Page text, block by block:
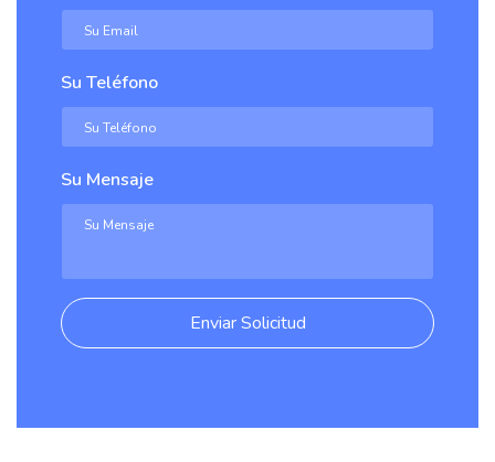
Su Teléfono
Su Mensaje
Enviar Solicitud